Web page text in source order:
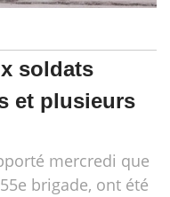
soldats
et plusieurs
mercredi que
brigade, ont été